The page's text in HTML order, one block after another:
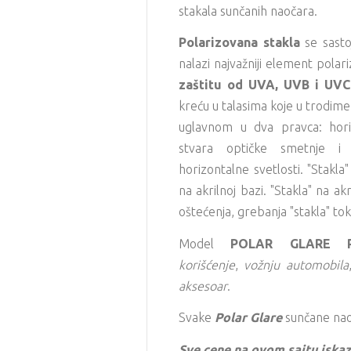
stakala sunčanih naočara.
Polarizovana stakla se
nalazi najvažniji element
zaštitu od UVA, UVB i UVC
kreću u talasima koje u
uglavnom u dva pravca:
stvara optičke smetnje i
horizontalne svetlosti.
na akrilnoj bazi. "Stakla" na
oštećenja, grebanja "stakla"
Model POLAR GLARE
korišćenje, vožnju automobila
aksesoar.
Svake Polar Glaresunčane